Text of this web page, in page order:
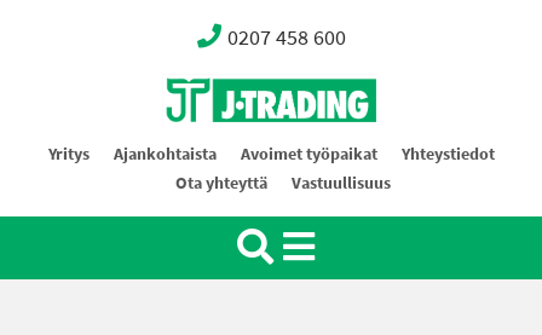
0207 458 600
Oy J-Trading Ab
Yritys Ajankohtaista Avoimet työpaikat
Yhteystiedot
Ota yhteyttä
Vastuullisuus